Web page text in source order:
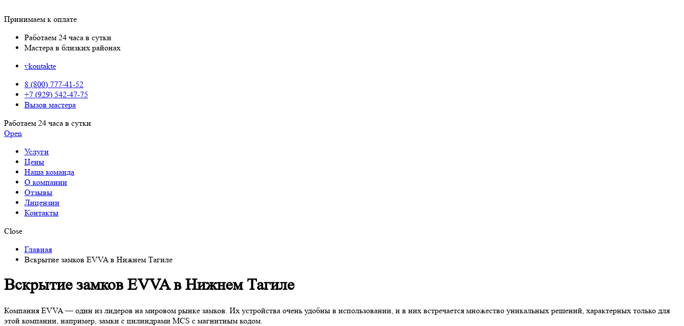
Принимаем к оплате
Работаем 24 часа в сутки
Мастера в близких районах
vkontakte
8 (800) 777-41-52
+7 (929) 542-47-75
Вызов мастера
Работаем 24 часа в сутки
Open
Услуги
Цены
Наша команда
О компании
Отзывы
Лицензии
Контакты
Close
Главная
Вскрытие замков EVVA в Нижнем Тагиле
Вскрытие замков EVVA в Нижнем Тагиле
Компания EVVA — один из лидеров на мировом рынке замков. Их устройства очень удобны в использовании, и в них встречается множество уникальных решений, характерных только для
этой компании, например, замки с цилиндрами MCS с магнитным кодом.